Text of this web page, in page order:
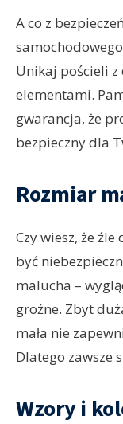
A co z
Unikaj pościeli
elementami.
gwarancja, że
bezpieczny dla
Rozmiar
Czy wiesz, że
być
malucha –
groźne. Zbyt
mała nie
Dlatego zawsze
Wzory i